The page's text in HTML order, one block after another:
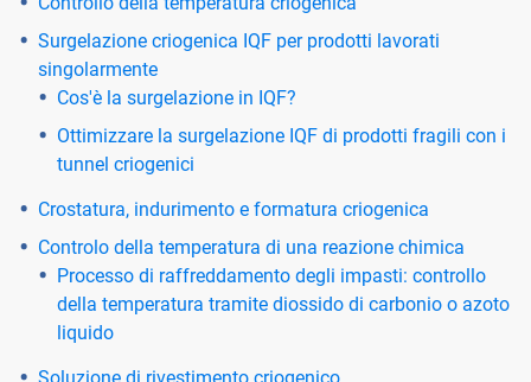
Surgelazione criogenica IQF per prodotti lavorati
singolarmente
Cos'è la surgelazione in IQF?
Ottimizzare la surgelazione IQF di prodotti fragili con i
tunnel criogenici
Crostatura, indurimento e formatura criogenica
Controlo della temperatura di una reazione chimica
Processo di raffreddamento degli impasti: controllo
della temperatura tramite diossido di carbonio o azoto
liquido